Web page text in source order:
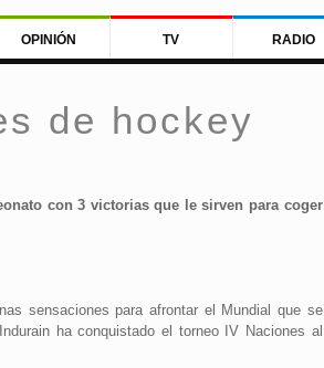
OPINIÓN TV RADIO
de hockey
con 3 victorias que le sirven para coger
sensaciones para afrontar el Mundial que se
ha conquistado el torneo IV Naciones al